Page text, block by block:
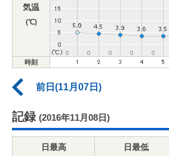
気温
(℃)
時刻
前日(11月07日)
記録 (2016年11月08日)
日最高
日最低